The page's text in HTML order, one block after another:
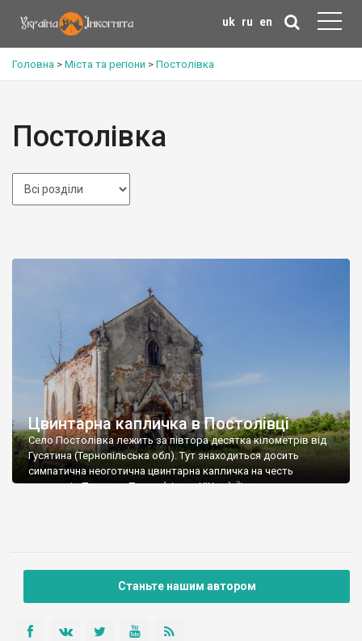
uk ru en
Головна > Міста та регіони > Постолівка
Постолівка
Цвинтарна капличка в Постолівці
Село Постолівка лежить за півтора десятка кілометрів від
Гусятина (Тернопільська обл). Тут знаходиться досить
симпатична неоготична цвинтарна капличка на честь
апостолів Петра та Павла (кінець XIX ст). Її дах давно
Станьте нашим автором